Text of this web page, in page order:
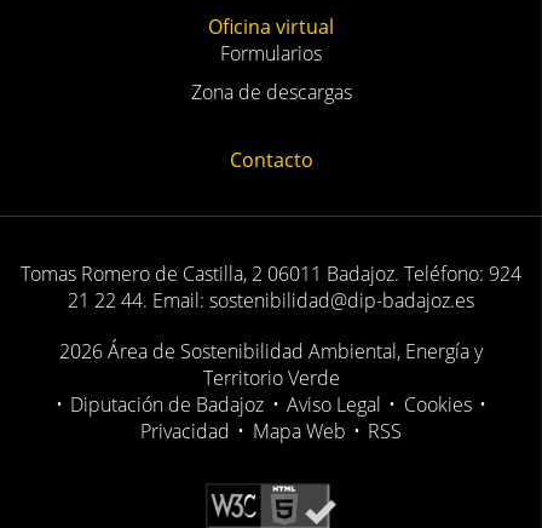
Oficina virtual
Formularios
Zona de descargas
Contacto
Tomas Romero de Castilla, 2 06011 Badajoz. Teléfono: 924
21 22 44. Email: sostenibilidad@dip-badajoz.es
2026 Área de Sostenibilidad Ambiental, Energía y
Territorio Verde
• Diputación de Badajoz • Aviso Legal • Cookies •
Privacidad • Mapa Web • RSS